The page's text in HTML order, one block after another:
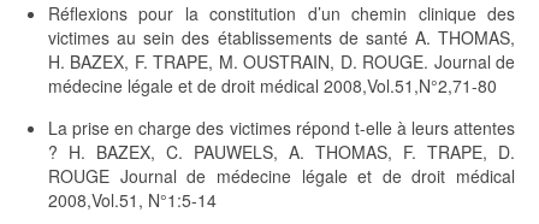
Réflexions pour la constitution d’un chemin clinique des
victimes au sein des établissements de santé A. THOMAS,
H. BAZEX, F. TRAPE, M. OUSTRAIN, D. ROUGE. Journal de
médecine légale et de droit médical 2008,Vol.51,N°2,71-80
La prise en charge des victimes répond t-elle à leurs attentes
? H. BAZEX, C. PAUWELS, A. THOMAS, F. TRAPE, D.
ROUGE Journal de médecine légale et de droit médical
2008,Vol.51, N°1:5-14